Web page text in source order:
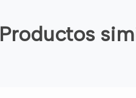
Productos